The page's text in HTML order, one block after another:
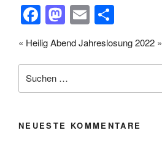
F
a
c
e
b
o
M
a
st
o
d
n
E
m
ail
eil
e
n
« Heilig AbendJahreslosung 2022 »
nach:
NEUESTE KOMMENTARE